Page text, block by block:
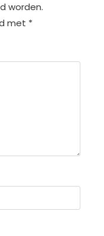
worden.
met *